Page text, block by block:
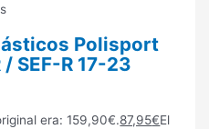
Polisport
/ SEF-R 17-23
era: 159,90€.87,95€El